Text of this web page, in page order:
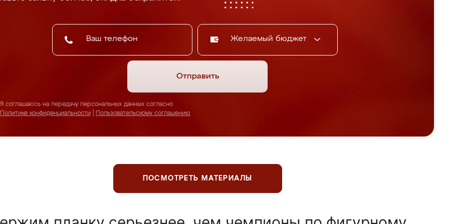
Желаемый бюджет
Отправить
Я соглашаюсь на передачу персональных данных согласно
Политике конфиденциальности
Пользовательскому соглашению
ПОСМОТРЕТЬ МАТЕРИАЛЫ